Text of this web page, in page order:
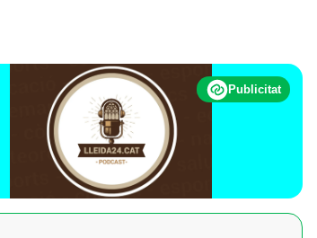
Publicitat